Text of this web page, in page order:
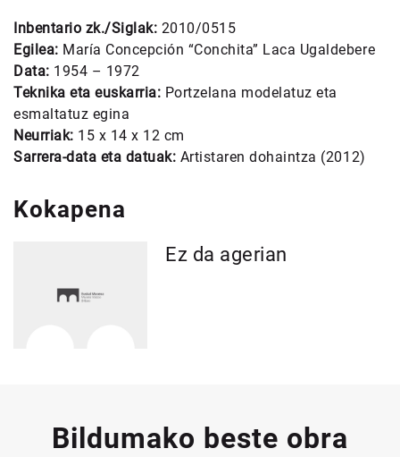
Inbentario zk./Siglak: 2010/0515
Egilea: María Concepción “Conchita” Laca Ugaldebere
Data: 1954 – 1972
Teknika eta euskarria: Portzelana modelatuz eta
esmaltatuz egina
Neurriak: 15 x 14 x 12 cm
Sarrera-data eta datuak: Artistaren dohaintza (2012)
Kokapena
Ez da agerian
Bildumako beste obra